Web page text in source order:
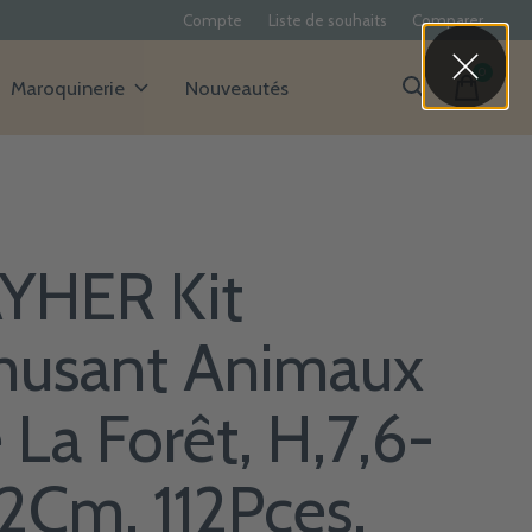
Compte Liste de souhaits Comparer
Maroquinerie Nouveautés items
Kit
Animaux
Forêt, H,7,6-
112Pces,